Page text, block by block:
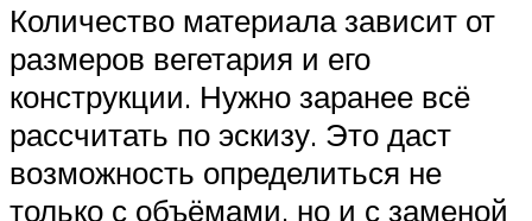
Количество материала зависит от
размеров вегетария и его
конструкции. Нужно заранее всё
рассчитать по эскизу. Это даст
возможность определиться не
только с объёмами, но и с заменой